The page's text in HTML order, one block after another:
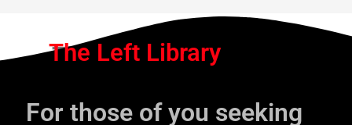
The Left Library
For those of you seeking